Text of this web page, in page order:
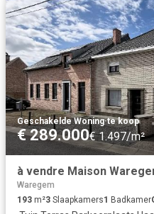
Geschakelde Woning·te koop
€ 289.000€ 1.497/m²
à vendre Maison
Waregem
193 m²3 Slaapkamers1 Badkamer